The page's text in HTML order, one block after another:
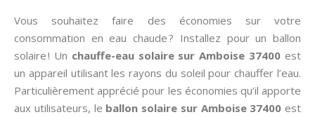
Vous souhaitez faire des économies sur votre
consommation en eau chaude ? Installez pour un ballon
solaire ! Un chauffe-eau solaire sur Amboise 37400 est
un appareil utilisant les rayons du soleil pour chauffer l’eau.
Particulièrement apprécié pour les économies qu’il apporte
aux utilisateurs, le ballon solaire sur Amboise 37400 est